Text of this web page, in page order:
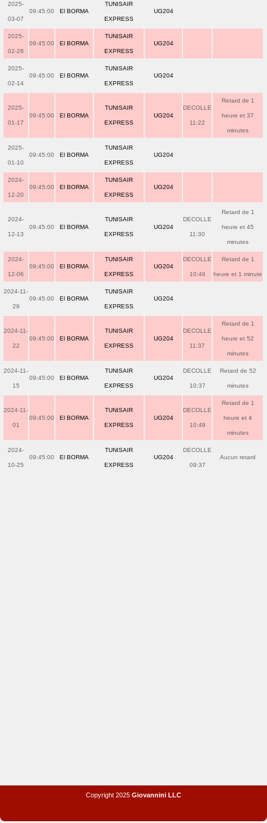
2025-
03-07
09:45:00 El BORMA
TUNISAIR
EXPRESS
UG204
2025-
02-28
09:45:00 El BORMA
TUNISAIR
EXPRESS
UG204
2025-
02-14
09:45:00 El BORMA
TUNISAIR
EXPRESS
UG204
2025-
01-17
09:45:00 El BORMA
TUNISAIR
EXPRESS
UG204
DECOLLE
11:22
Retard de 1
heure et 37
minutes
2025-
01-10
09:45:00 El BORMA
TUNISAIR
EXPRESS
UG204
2024-
12-20
09:45:00 El BORMA
TUNISAIR
EXPRESS
UG204
2024-
12-13
09:45:00 El BORMA
TUNISAIR
EXPRESS
UG204
DECOLLE
11:30
Retard de 1
heure et 45
minutes
2024-
12-06
09:45:00 El BORMA
TUNISAIR
EXPRESS
UG204
DECOLLE
10:46
Retard de 1
heure et 1 minute
2024-11-
29
09:45:00 El BORMA
TUNISAIR
EXPRESS
UG204
2024-11-
22
09:45:00 El BORMA
TUNISAIR
EXPRESS
UG204
DECOLLE
11:37
Retard de 1
heure et 52
minutes
2024-11-
15
09:45:00 El BORMA
TUNISAIR
EXPRESS
UG204
DECOLLE
10:37
Retard de 52
minutes
2024-11-
01
09:45:00 El BORMA
TUNISAIR
EXPRESS
UG204
DECOLLE
10:49
Retard de 1
heure et 4
minutes
2024-
10-25
09:45:00 El BORMA
TUNISAIR
EXPRESS
UG204
DECOLLE
09:37
Aucun retard
Copyright 2025 Giovannini LLC